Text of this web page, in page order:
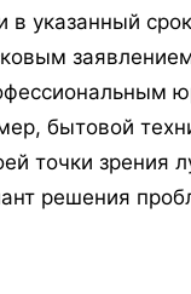
указанный
бытовой
точки зрения
решения